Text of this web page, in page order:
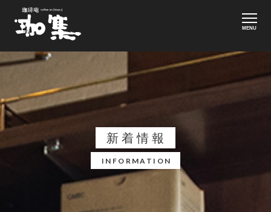
MENU
新着情報
INFORMATION